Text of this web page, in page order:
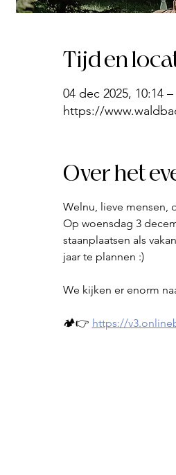
Tijd en
04 dec 2025, 10:14 –
https://
Over het
Welnu, lieve mensen,
Op woensdag 3
staanplaatsen als
jaar te plannen :)
We kijken er enorm
🏕️👉 https://